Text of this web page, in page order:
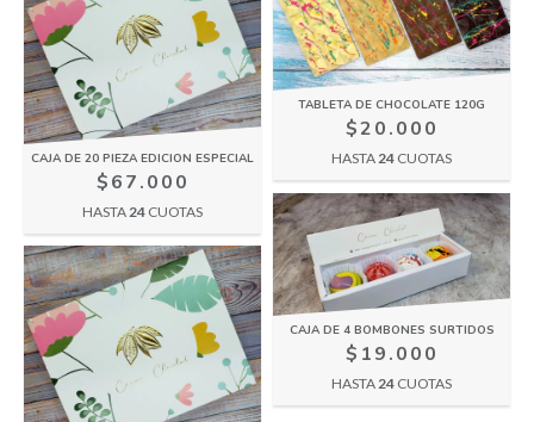
CAJA DE 20 PIEZA EDICION ESPECIAL
$67.000
HASTA 24 CUOTAS
TABLETA DE CHOCOLATE 120G
$20.000
HASTA24 CUOTAS
CAJA DE 4 BOMBONES SURTIDOS
$19.000
HASTA 24 CUOTAS